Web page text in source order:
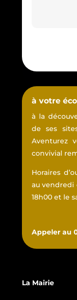
à votre
à la
de ses
Aventurez
convivial
Horaires
au vendredi
18h00 et le
Appeler au
La Mairie